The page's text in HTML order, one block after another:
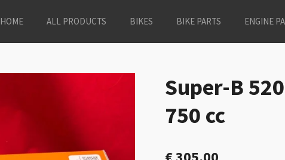
HOME ALL PRODUCTS BIKES BIKE PARTS ENGINE
Super-B
750 cc